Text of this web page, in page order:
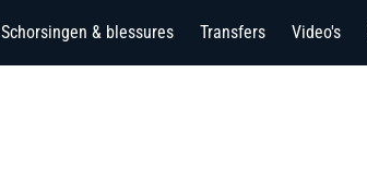
Schorsingen & blessures Transfers Video's